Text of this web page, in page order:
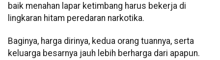
baik menahan lapar ketimbang harus bekerja di
lingkaran hitam peredaran narkotika.
Baginya, harga dirinya, kedua orang tuannya, serta
keluarga besarnya jauh lebih berharga dari apapun.